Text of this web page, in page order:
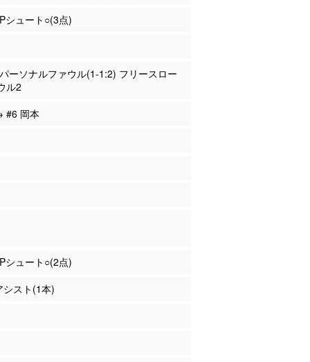
シュート○(3点)
ーソナルファウル(1-1:2) フリースロー
ル2
#6 岡本
シュート○(2点)
スト(1本)